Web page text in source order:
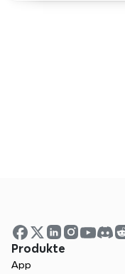
Beginne
Probieren
Produkte
App